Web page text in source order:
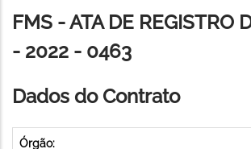
de
navegação
FMS - ATA DE REGISTRO
- 2022 - 0463
Dados do Contrato
Órgão: